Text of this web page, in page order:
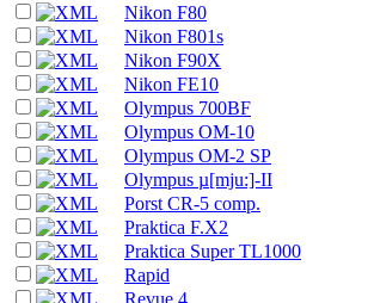
Nikon F80
Nikon F801s
Nikon F90X
Nikon FE10
Olympus 700BF
Olympus OM-10
Olympus OM-2 SP
Olympus µ[mju:]-II
Porst CR-5 comp.
Praktica F.X2
Praktica Super TL1000
Rapid
Revue 4